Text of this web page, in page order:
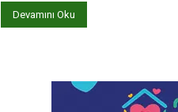
Devamını Oku